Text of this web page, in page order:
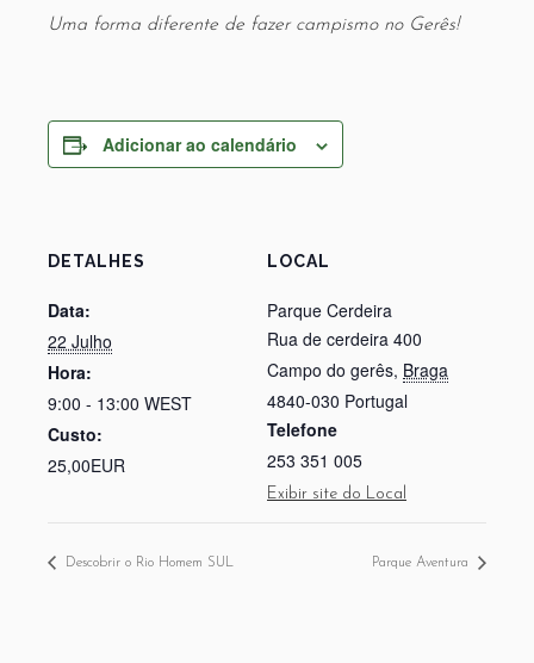
Uma forma diferente de fazer campismo no Gerês!
Adicionar ao calendário
DETALHES
Data:
22 Julho
Hora:
9:00 - 13:00 WEST
Custo:
25,00EUR
LOCAL
Parque Cerdeira
Rua de cerdeira 400
Campo do gerês, Braga
4840-030 Portugal
Telefone
253 351 005
Exibir site do Local
Descobrir o Rio Homem SUL Parque Aventura